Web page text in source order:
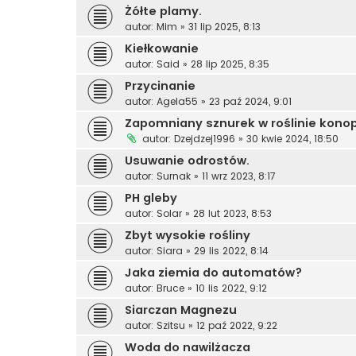
Żółte plamy.
autor: Mim » 31 lip 2025, 8:13
Kiełkowanie
autor: Said » 28 lip 2025, 8:35
Przycinanie
autor: Agela55 » 23 paź 2024, 9:01
Zapomniany sznurek w roślinie
autor: Dzejdzej1996 » 30 kwie 2024, 18:50
Usuwanie odrostów.
autor: Surnak » 11 wrz 2023, 8:17
PH gleby
autor: Solar » 28 lut 2023, 8:53
Zbyt wysokie rośliny
autor: Siara » 29 lis 2022, 8:14
Jaka ziemia do automatów?
autor: Bruce » 10 lis 2022, 9:12
Siarczan Magnezu
autor: Szitsu » 12 paź 2022, 9:22
Woda do nawilżacza